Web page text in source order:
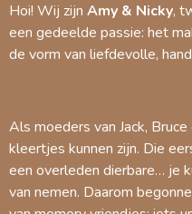
Hoi! Wij zijn Amy & Nicky,
een gedeelde passie: het
de vorm van liefdevolle,
Als moeders van Jack,
kleertjes kunnen zijn. Die
een overleden dierbare… je
van nemen. Daarom